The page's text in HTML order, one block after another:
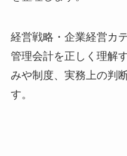
経営戦略・企業経営カ
管理会計を正しく理解
みや制度、実務上の判
す。